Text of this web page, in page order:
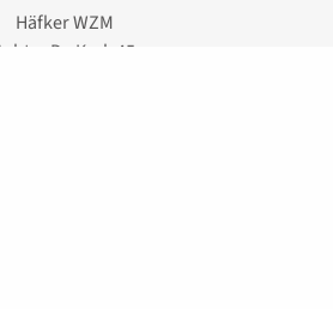
Häfker WZM
De Kark 45